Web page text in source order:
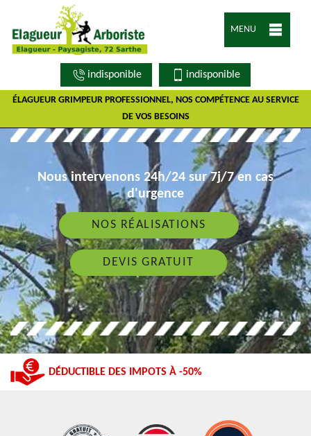
ÉLAGUEUR GRIMPEUR PROFESSIONNEL, NOS COMPÉTENCE AU SERVICE
DE VOS BESOINS
MENU
indisponible indisponible
Nous intervenons 24h/24 sur 7j/7 en cas
d'urgence
NOS RÉALISATIONS
DEVIS GRATUIT
DÉDUCTIBLE DES IMPOTS À -50%